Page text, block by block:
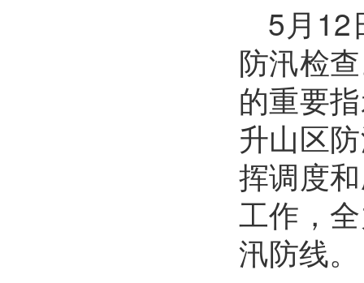
5月12
防汛检
的重要
升山区
挥调度
工作，
汛防线。